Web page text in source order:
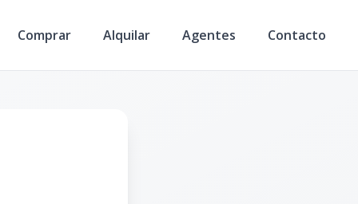
Comprar Alquilar Agentes Contacto